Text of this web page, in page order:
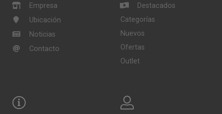
Empresa
Ubicación
Noticias
Contacto
Destacados
Categorías
Nuevos
Ofertas
Outlet